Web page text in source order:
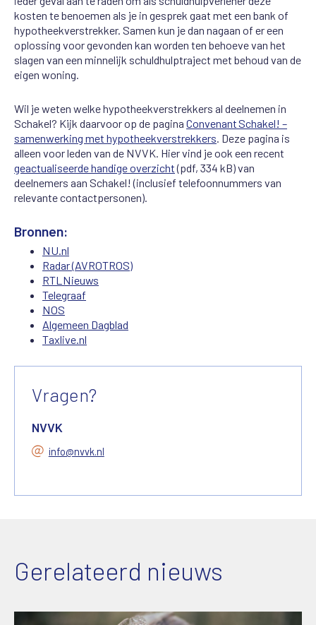
kosten te benoemen als je in gesprek gaat met een bank of
hypotheekverstrekker. Samen kun je dan nagaan of er een
oplossing voor gevonden kan worden ten behoeve van het
slagen van een minnelijk schuldhulptraject met behoud van de
eigen woning.
Wil je weten welke hypotheekverstrekkers al deelnemen in
Schakel? Kijk daarvoor op de pagina Convenant Schakel! –
samenwerking met hypotheekverstrekkers . Deze pagina is
alleen voor leden van de NVVK. Hier vind je ook een recent
geactualiseerde handige overzicht(pdf, 334 kB) van
deelnemers aan Schakel! (inclusief telefoonnummers van
relevante contactpersonen).
Bronnen:
NU.nl
Radar (AVROTROS)
RTLNieuws
Telegraaf
NOS
Algemeen Dagblad
Taxlive.nl
Vragen?
NVVK
info@nvvk.nl
Gerelateerd nieuws